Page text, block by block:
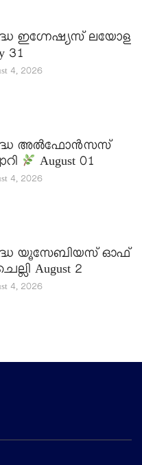
ഇഗ്നേഷ്യസ് ലയോള
31
4, 2026
അൽഫോൻസസ്
August 01
4, 2026
യൂസേബിയസ് ഓഫ്
August 2
4, 2026